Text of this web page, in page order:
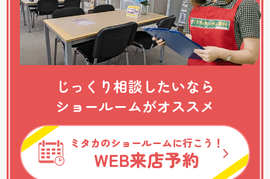
じっくり相談したいなら
ショールームがオススメ
ミタカのショールームに行こう！
WEB来店予約